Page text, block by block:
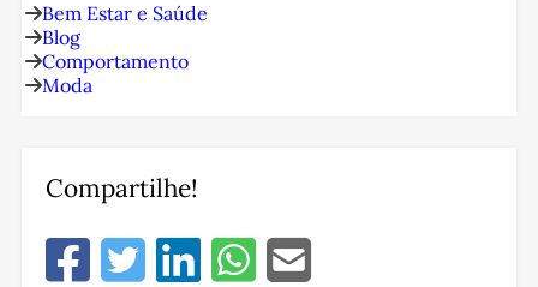
Bem Estar e Saúde
Blog
Comportamento
Moda
Compartilhe!